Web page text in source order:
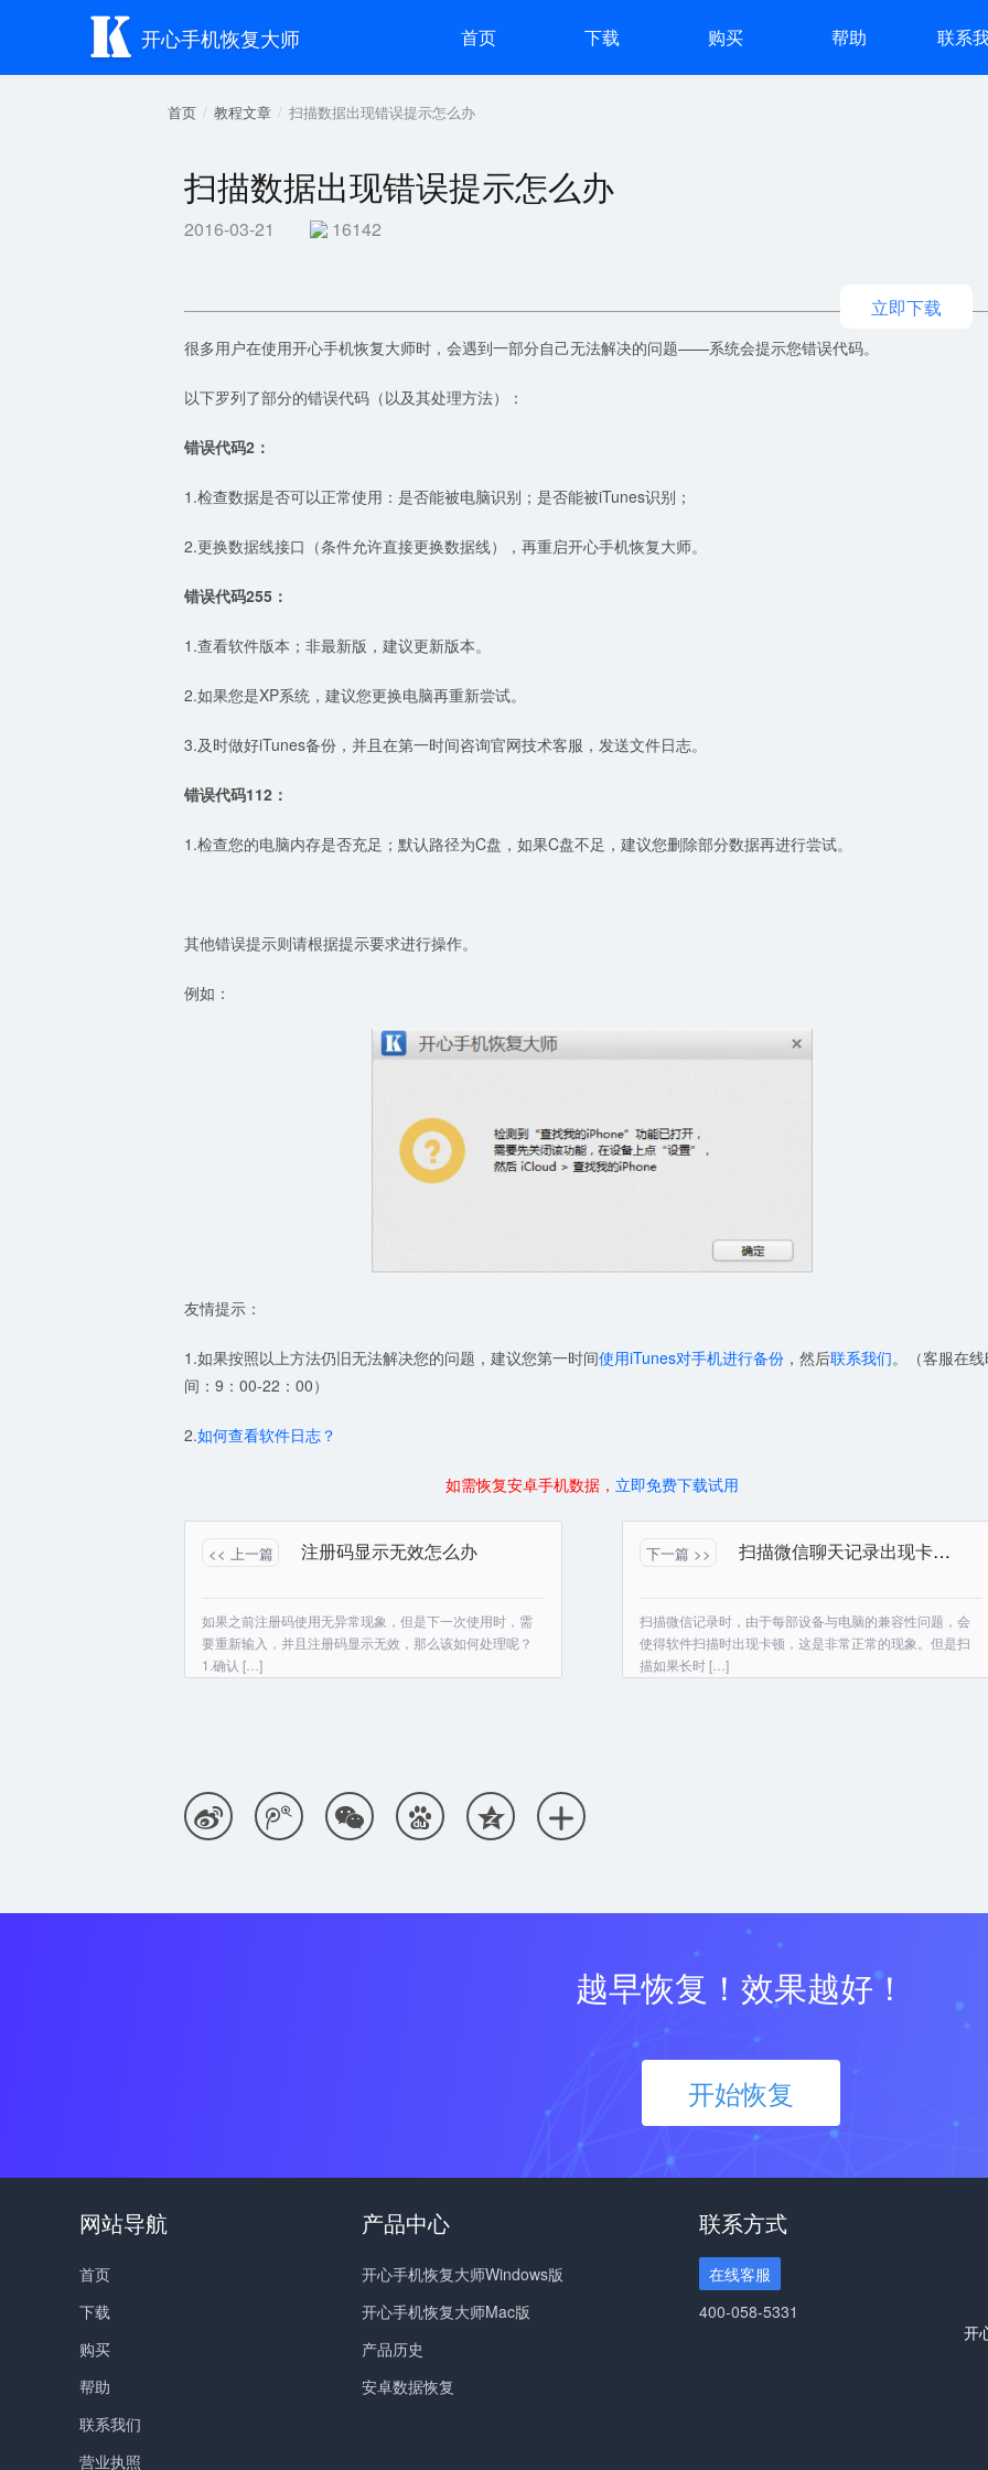
 开心手机恢复大师 首页 下载 购买 帮助 联系
首页 教程文章 扫描数据出现错误提示怎么办
扫描数据出现错误提示怎么办
2016-03-21 16142
立即下载
很多用户在使用开心手机恢复大师时，会遇到一部分自己无法解决的问题——系统会提示您错误代码。
以下罗列了部分的错误代码（以及其处理方法）：
错误代码2：
1.检查数据是否可以正常使用：是否能被电脑识别；是否能被iTunes识别；
2.更换数据线接口（条件允许直接更换数据线），再重启开心手机恢复大师。
错误代码255：
1.查看软件版本；非最新版，建议更新版本。
2.如果您是XP系统，建议您更换电脑再重新尝试。
3.及时做好iTunes备份，并且在第一时间咨询官网技术客服，发送文件日志。
错误代码112：
1.检查您的电脑内存是否充足；默认路径为C盘，如果C盘不足，建议您删除部分数据再进行尝试。
其他错误提示则请根据提示要求进行操作。
例如：
友情提示：
1.如果按照以上方法仍旧无法解决您的问题，建议您第一时间使用iTunes对手机进行备份 ，然后联系我们。（客服在
间：9：00-22：00）
2.如何查看软件日志？
如需恢复安卓手机数据， 立即免费下载试用
<< 上一篇 注册码显示无效怎么办
如果之前注册码使用无异常现象，但是下一次使用时，需
要重新输入，并且注册码显示无效，那么该如何处理呢？
1.确认 […]
下一篇 >> 扫描微信聊天记录出现卡顿怎么办
扫描微信记录时，由于每部设备与电脑的兼容性问题，会
使得软件扫描时出现卡顿，这是非常正常的现象。但是扫
描如果长时 […]
     
越早恢复！效果越好！
开始恢复
网站导航
首页
下载
购买
帮助
联系我们
营业执照
产品中心
开心手机恢复大师Windows版
开心手机恢复大师Mac版
产品历史
安卓数据恢复
联系方式
在线客服
400-058-5331
开